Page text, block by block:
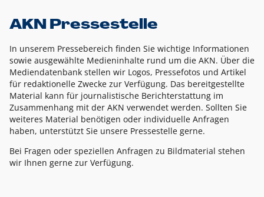
AKN Pressestelle
In unserem Pressebereich finden Sie wichtige Informationen
sowie ausgewählte Medieninhalte rund um die AKN. Über die
Mediendatenbank stellen wir Logos, Pressefotos und Artikel
für redaktionelle Zwecke zur Verfügung. Das bereitgestellte
Material kann für journalistische Berichterstattung im
Zusammenhang mit der AKN verwendet werden. Sollten Sie
weiteres Material benötigen oder individuelle Anfragen
haben, unterstützt Sie unsere Pressestelle gerne.
Bei Fragen oder speziellen Anfragen zu Bildmaterial stehen
wir Ihnen gerne zur Verfügung.